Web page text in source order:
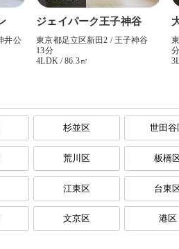
杉並区 世田谷
荒川区 板橋
江東区 台東
文京区 港区